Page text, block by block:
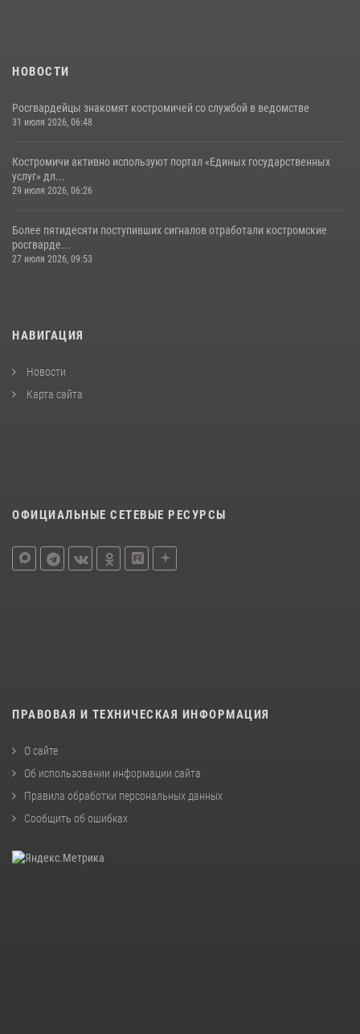
НОВОСТИ
Росгвардейцы знакомят костромичей со службой в ведомстве
31 июля 2026, 06:48
Костромичи активно используют портал «Единых государственных
услуг» дл...
29 июля 2026, 06:26
Более пятидесяти поступивших сигналов отработали костромские
росгварде...
27 июля 2026, 09:53
НАВИГАЦИЯ
Новости
Карта сайта
ОФИЦИАЛЬНЫЕ СЕТЕВЫЕ РЕСУРСЫ
ПРАВОВАЯ И ТЕХНИЧЕСКАЯ ИНФОРМАЦИЯ
О сайте
Об использовании информации сайта
Правила обработки персональных данных
Сообщить об ошибках